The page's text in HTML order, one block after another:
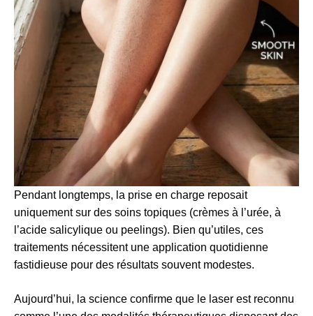
Pendant longtemps, la prise en charge reposait
uniquement sur des soins topiques (crèmes à l’urée, à
l’acide salicylique ou peelings). Bien qu’utiles, ces
traitements nécessitent une application quotidienne
fastidieuse pour des résultats souvent modestes.
Aujourd’hui, la science confirme que le laser est reconnu